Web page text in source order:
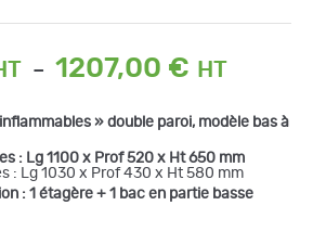
– 1207,00 €
Plage
1103,00
à
1207,00
» double paroi, modèle bas à
: Lg 1100 x Prof 520 x Ht 650 mm
: Lg 1030 x Prof 430 x Ht 580 mm
: 1 étagère + 1 bac en partie basse
quantité
de
Armoire